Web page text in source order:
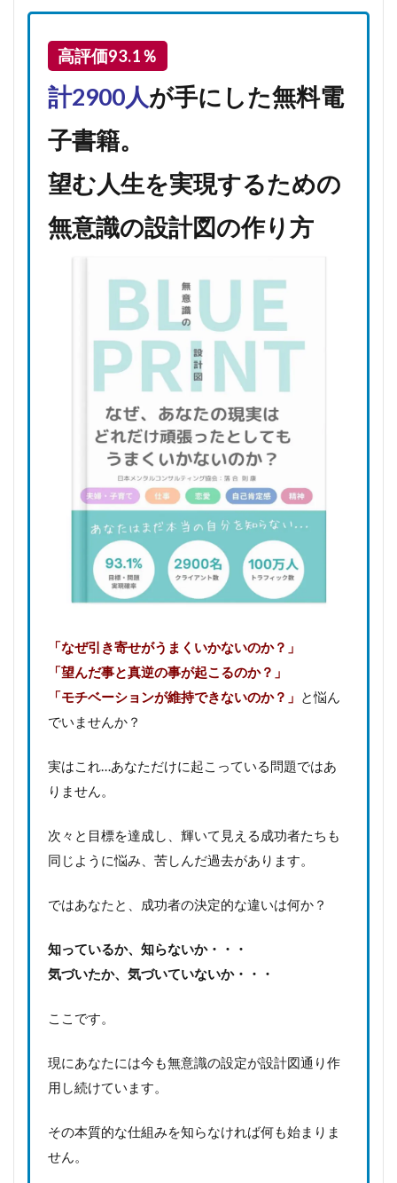
高評価93.1％
計2900人が手にした無料電
子書籍。
望む人生を実現するための
無意識の設計図の作り方
「なぜ引き寄せがうまくいかないのか？」
「望んだ事と真逆の事が起こるのか？」
「モチベーションが維持できないのか？」 と悩ん
でいませんか？
実はこれ…あなただけに起こっている問題ではあ
りません。
次々と目標を達成し、輝いて見える成功者たちも
同じように悩み、苦しんだ過去があります。
ではあなたと、成功者の決定的な違いは何か？
知っているか、知らないか・・・
気づいたか、気づいていないか・・・
ここです。
現にあなたには今も無意識の設定が設計図通り作
用し続けています。
その本質的な仕組みを知らなければ何も始まりま
せん。